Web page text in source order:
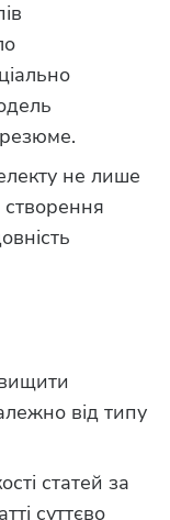
не лише
від типу
статей за
суттєво